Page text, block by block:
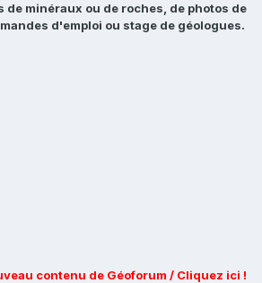
minéraux ou de roches, de photos de
d'emploi ou stage de géologues.
contenu de Géoforum / Cliquez ici !